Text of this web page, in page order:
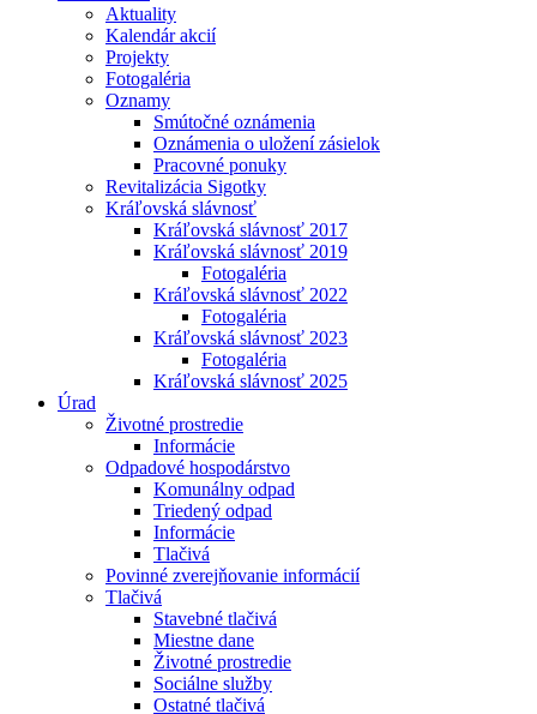
Aktuality
Kalendár akcií
Projekty
Fotogaléria
Oznamy
Smútočné oznámenia
Oznámenia o uložení zásielok
Pracovné ponuky
Revitalizácia Sigotky
Kráľovská slávnosť
Kráľovská slávnosť 2017
Kráľovská slávnosť 2019
Fotogaléria
Kráľovská slávnosť 2022
Fotogaléria
Kráľovská slávnosť 2023
Fotogaléria
Kráľovská slávnosť 2025
Úrad
Životné prostredie
Informácie
Odpadové hospodárstvo
Komunálny odpad
Triedený odpad
Informácie
Tlačivá
Povinné zverejňovanie informácií
Tlačivá
Stavebné tlačivá
Miestne dane
Životné prostredie
Sociálne služby
Ostatné tlačivá